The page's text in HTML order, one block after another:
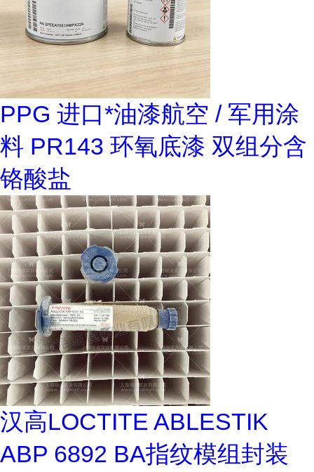
PPG 进口*油漆航空 / 军用涂
料 PR143 环氧底漆 双组分含
铬酸盐
汉高LOCTITE ABLESTIK
ABP 6892 BA指纹模组封装